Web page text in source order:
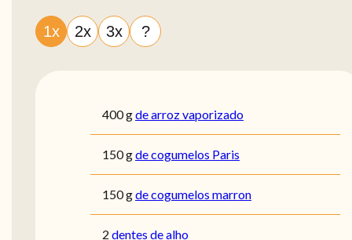
1x 2x 3x ?
400gde arroz vaporizado
150gde cogumelos Paris
150gde cogumelos marron
2 dentes de alho